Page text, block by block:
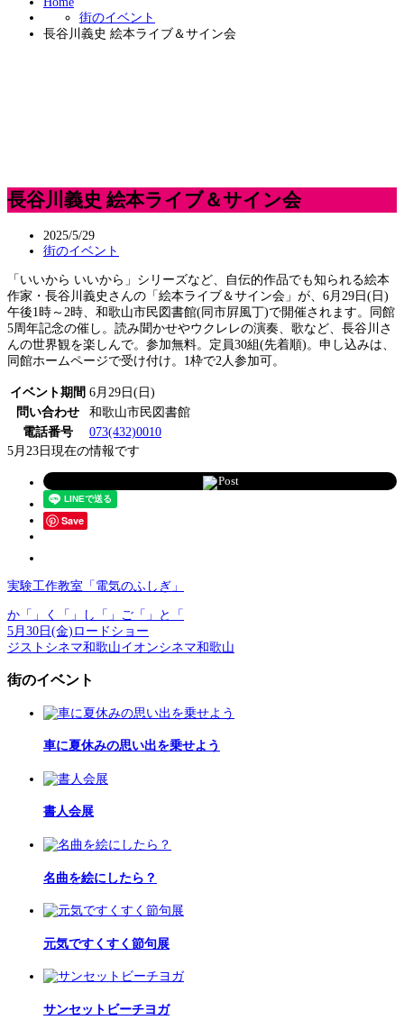
街のイベント
長谷川義史 絵本ライブ＆サイン会
長谷川義史 絵本ライブ＆サイン会
2025/5/29
街のイベント
「いいから いいから」シリーズなど、自伝的作品でも知られる絵本
作家・長谷川義史さんの「絵本ライブ＆サイン会」が、6月29日(日)
午後1時～2時、和歌山市民図書館(同市屛風丁)で開催されます。同館
5周年記念の催し。読み聞かせやウクレレの演奏、歌など、長谷川さ
んの世界観を楽しんで。参加無料。定員30組(先着順)。申し込みは、
同館ホームページで受け付け。1枠で2人参加可。
イベント期間 6月29日(日)
問い合わせ
和歌山市民図書館
電話番号
073(432)0010
5月23日現在の情報です
Post
Save
実験工作教室「電気のふしぎ」
か「」く「」し「」ご「」と「
5月30日(金)ロードショー
ジストシネマ和歌山イオンシネマ和歌山
街のイベント
車に夏休みの思い出を乗せよう
書人会展
名曲を絵にしたら？
元気ですくすく節句展
サンセットビーチヨガ